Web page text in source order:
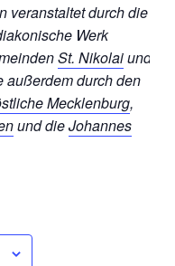
veranstaltet durch die
Werk
St. Nikolaiund
außerdem durch den
Mecklenburg,
und dieJohannes